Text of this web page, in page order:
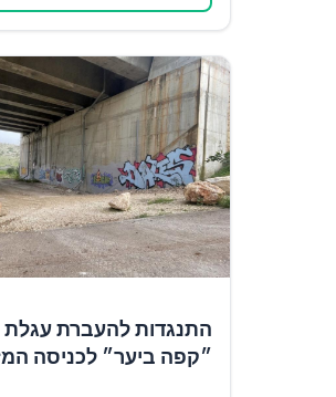
התנגדות להעברת
״קפה ביער״ לכניסה